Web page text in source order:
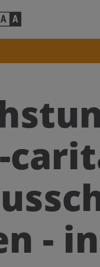
AA
-